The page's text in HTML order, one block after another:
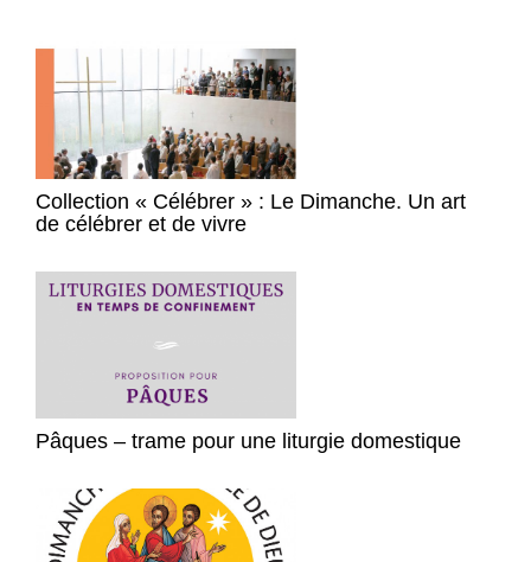
Collection « Célébrer » : Le Dimanche. Un art
de célébrer et de vivre
Pâques – trame pour une liturgie domestique